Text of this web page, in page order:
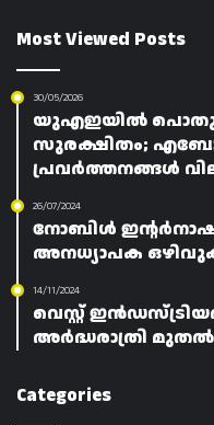
Most Viewed Posts
30/05/2026
യുഎഇയിൽ
സുരക്ഷിതം;
പ്രവർത്തനങ്ങൾ
26/07/2024
നോബിൾ
അനധ്യാപക
14/11/2024
വെസ്റ്റ്
അർദ്ധരാത്രി
Categories